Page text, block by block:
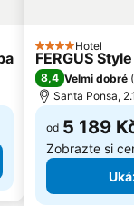
4 PočetHotel
FERGUS
8,4 Velmi dobré (
Santa Ponsa,
od 5 189
Zobrazte si